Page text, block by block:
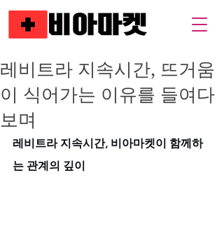
레비트라 지속시간, 뜨거움
이 식어가는 이유를 들여다
보며
레비트라 지속시간, 비아마켓이 함께하
는 관계의 깊이